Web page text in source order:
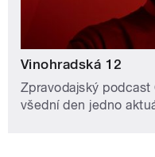
Vinohradská 12
Zpravodajský
všední den jedno